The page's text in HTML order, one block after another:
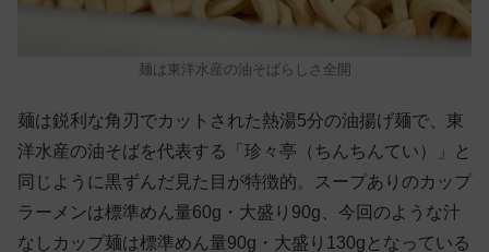
麺は東洋水産の油そばらしさ全開
麺は鋭利な角刃でカットされた熱湯5分の油揚げ麺で、東
洋水産の油そばを代表する「珍々亭（ちんちんてい）」と
同じように黒ずんだ見た目が特徴的。スープありのカップ
ラーメンは標準めん量60g・大盛り90g、今回のような汁
なしカップ麺は標準めん量90g・大盛り130gとなっている